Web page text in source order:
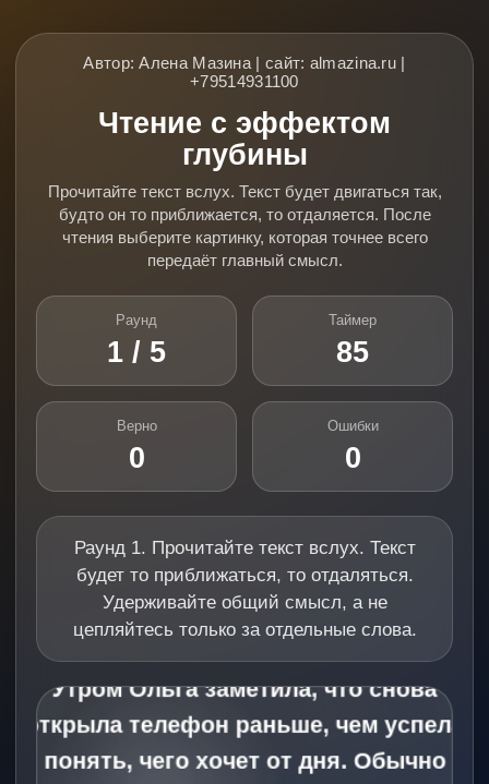
Автор: Алена Мазина | сайт: almazina.ru |
+79514931100
Чтение с эффектом
глубины
Прочитайте текст вслух. Текст будет двигаться так,
будто он то приближается, то отдаляется. После
чтения выберите картинку, которая точнее всего
передаёт главный смысл.
Раунд
1 / 5
Таймер
85
Верно
0
Ошибки
0
Раунд 1. Прочитайте текст вслух. Текст
будет то приближаться, то отдаляться.
Удерживайте общий смысл, а не
цепляйтесь только за отдельные слова.
Утром Ольга заметила, что снова
открыла телефон раньше, чем успела
понять, чего хочет от дня. Обычно